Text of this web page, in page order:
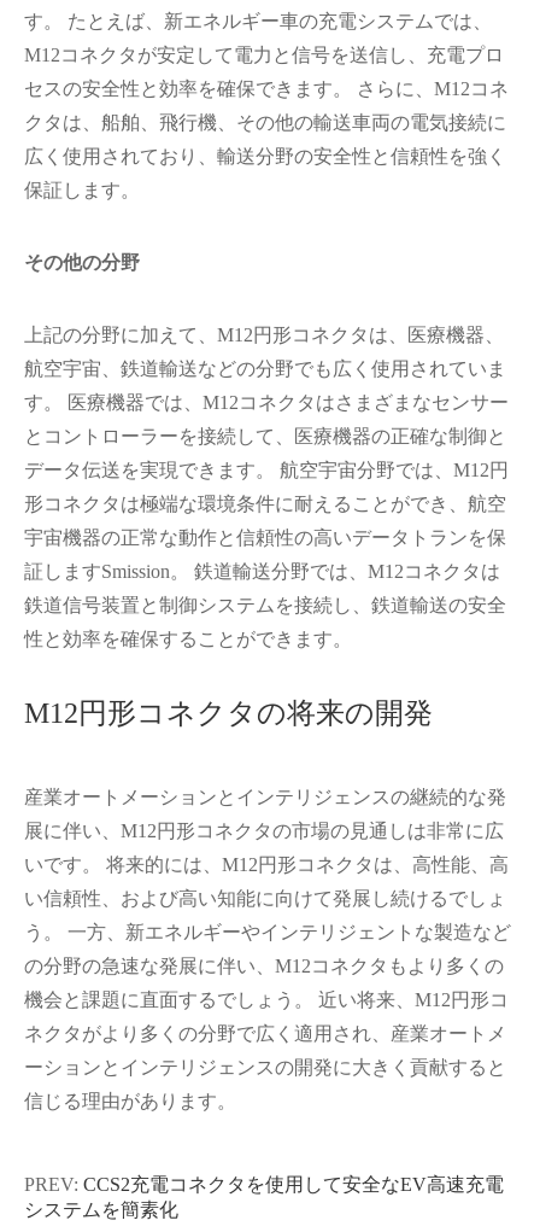
す。 たとえば、新エネルギー車の充電システムでは、
M12コネクタが安定して電力と信号を送信し、充電プロ
セスの安全性と効率を確保できます。 さらに、M12コネ
クタは、船舶、飛行機、その他の輸送車両の電気接続に
広く使用されており、輸送分野の安全性と信頼性を強く
保証します。
その他の分野
上記の分野に加えて、M12円形コネクタは、医療機器、
航空宇宙、鉄道輸送などの分野でも広く使用されていま
す。 医療機器では、M12コネクタはさまざまなセンサー
とコントローラーを接続して、医療機器の正確な制御と
データ伝送を実現できます。 航空宇宙分野では、M12円
形コネクタは極端な環境条件に耐えることができ、航空
宇宙機器の正常な動作と信頼性の高いデータトランを保
証しますSmission。 鉄道輸送分野では、M12コネクタは
鉄道信号装置と制御システムを接続し、鉄道輸送の安全
性と効率を確保することができます。
M12円形コネクタの将来の開発
産業オートメーションとインテリジェンスの継続的な発
展に伴い、M12円形コネクタの市場の見通しは非常に広
いです。 将来的には、M12円形コネクタは、高性能、高
い信頼性、および高い知能に向けて発展し続けるでしょ
う。 一方、新エネルギーやインテリジェントな製造など
の分野の急速な発展に伴い、M12コネクタもより多くの
機会と課題に直面するでしょう。 近い将来、M12円形コ
ネクタがより多くの分野で広く適用され、産業オートメ
ーションとインテリジェンスの開発に大きく貢献すると
信じる理由があります。
PREV: CCS2充電コネクタを使用して安全なEV高速充電
システムを簡素化